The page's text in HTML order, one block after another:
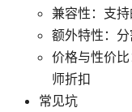
兼容性：支
额外特性：
价格与性价
师折扣
常见坑